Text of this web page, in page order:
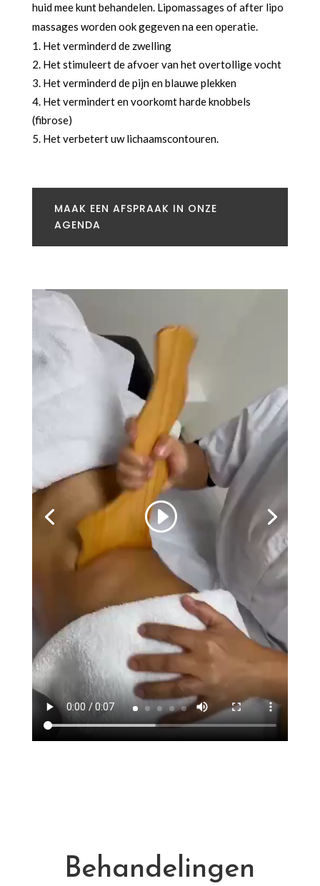
huid mee kunt behandelen. Lipomassages of after lipo
massages worden ook gegeven na een operatie.
Het verminderd de zwelling
Het stimuleert de afvoer van het overtollige vocht
Het verminderd de pijn en blauwe plekken
Het vermindert en voorkomt harde knobbels
(fibrose)
Het verbetert uw lichaamscontouren.
MAAK EEN AFSPRAAK IN ONZE
AGENDA
Behandelingen